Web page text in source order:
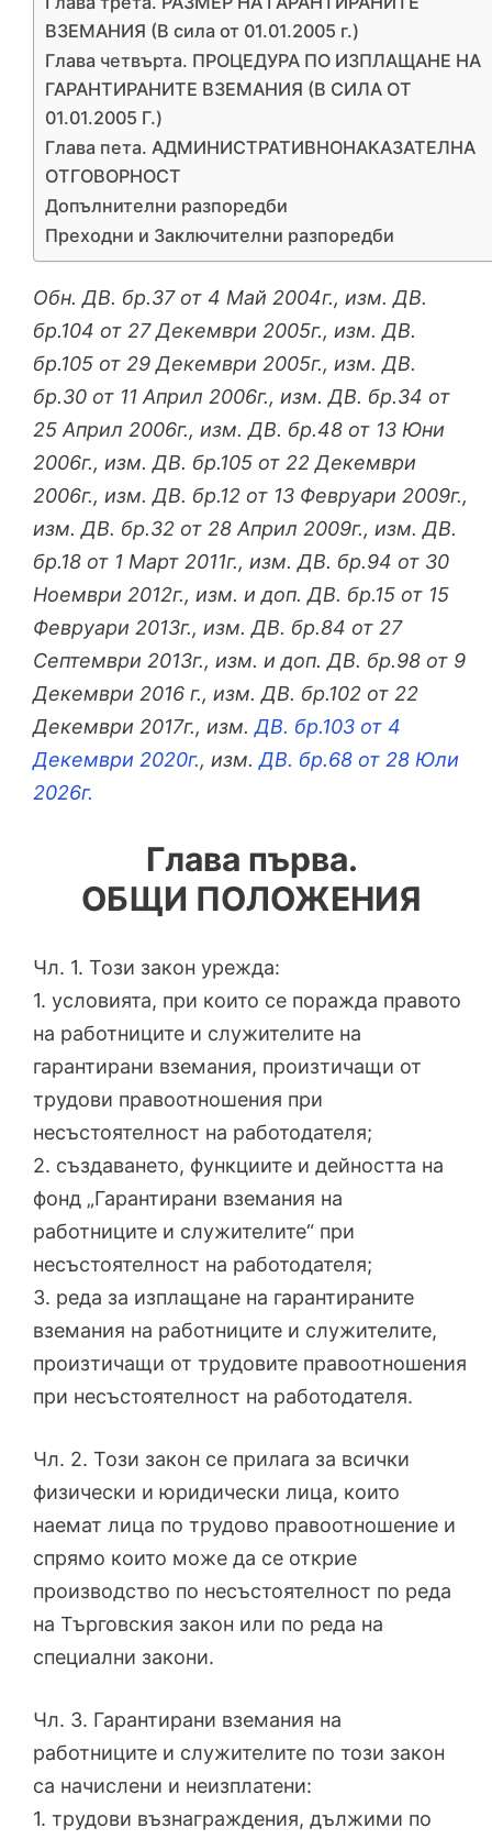
ВЗЕМАНИЯ (В сила от 01.01.2005 г.)
Глава четвърта. ПРОЦЕДУРА ПО ИЗПЛАЩАНЕ НА
ГАРАНТИРАНИТЕ ВЗЕМАНИЯ (В СИЛА ОТ
01.01.2005 Г.)
Глава пета. АДМИНИСТРАТИВНОНАКАЗАТЕЛНА
ОТГОВОРНОСТ
Допълнителни разпоредби
Преходни и Заключителни разпоредби
Обн. ДВ. бр.37 от 4 Май 2004г., изм. ДВ.
бр.104 от 27 Декември 2005г., изм. ДВ.
бр.105 от 29 Декември 2005г., изм. ДВ.
бр.30 от 11 Април 2006г., изм. ДВ. бр.34 от
25 Април 2006г., изм. ДВ. бр.48 от 13 Юни
2006г., изм. ДВ. бр.105 от 22 Декември
2006г., изм. ДВ. бр.12 от 13 Февруари 2009г.,
изм. ДВ. бр.32 от 28 Април 2009г., изм. ДВ.
бр.18 от 1 Март 2011г., изм. ДВ. бр.94 от 30
Ноември 2012г., изм. и доп. ДВ. бр.15 от 15
Февруари 2013г., изм. ДВ. бр.84 от 27
Септември 2013г., изм. и доп. ДВ. бр.98 от 9
Декември 2016 г., изм. ДВ. бр.102 от 22
Декември 2017г., изм. ДВ. бр.103 от 4
Декември 2020г., изм. ДВ. бр.68 от 28 Юли
2026г.
Глава първа.
ОБЩИ ПОЛОЖЕНИЯ
Чл. 1. Този закон урежда:
1. условията, при които се поражда правото
на работниците и служителите на
гарантирани вземания, произтичащи от
трудови правоотношения при
несъстоятелност на работодателя;
2. създаването, функциите и дейността на
фонд „Гарантирани вземания на
работниците и служителите“ при
несъстоятелност на работодателя;
3. реда за изплащане на гарантираните
вземания на работниците и служителите,
произтичащи от трудовите правоотношения
при несъстоятелност на работодателя.
Чл. 2. Този закон се прилага за всички
физически и юридически лица, които
наемат лица по трудово правоотношение и
спрямо които може да се открие
производство по несъстоятелност по реда
на Търговския закон или по реда на
специални закони.
Чл. 3. Гарантирани вземания на
работниците и служителите по този закон
са начислени и неизплатени:
1. трудови възнаграждения, дължими по